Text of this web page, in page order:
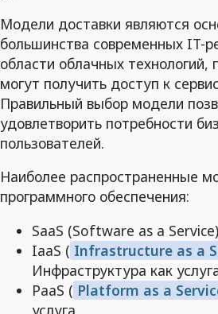
Модели доставки являются
большинства современных IT-
области облачных технологий,
могут получить доступ к
Правильный выбор модели
удовлетворить потребности
пользователей.
Наиболее распространенные
программного обеспечения:
SaaS (Software as a
IaaS ( Infrastructure as a
Инфраструктура как
PaaS ( Platform as a
услуга.